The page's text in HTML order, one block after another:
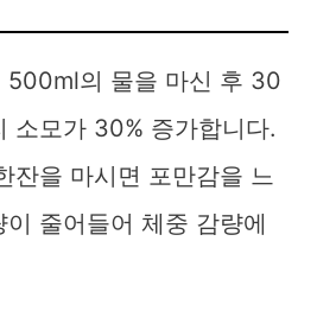
500ml의 물을 마신 후 30
소모가 30% 증가합니다.
잔을 마시면 포만감을 느
줄어들어 체중 감량에